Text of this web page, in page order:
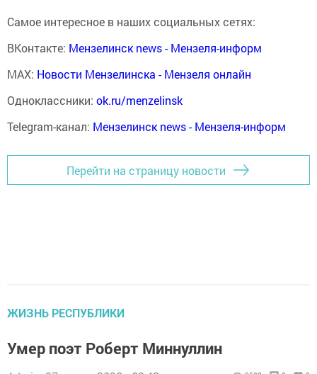
Самое интересное в наших социальных сетях:
ВКонтакте: Мензелинск news - Мензеля-информ
MAX: Новости Мензелинска - Мензеля онлайн
Одноклассники: ok.ru/menzelinsk
Telegram-канал: Мензелинск news - Мензеля-информ
Перейти на страницу новости
ЖИЗНЬ РЕСПУБЛИКИ
Умер поэт Роберт Миннуллин